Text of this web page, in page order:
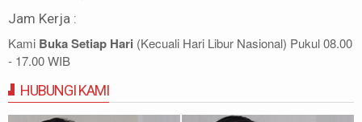
Jam Kerja :
Kami Buka Setiap Hari (Kecuali Hari Libur Nasional) Pukul 08.00
- 17.00 WIB
HUBUNGI KAMI